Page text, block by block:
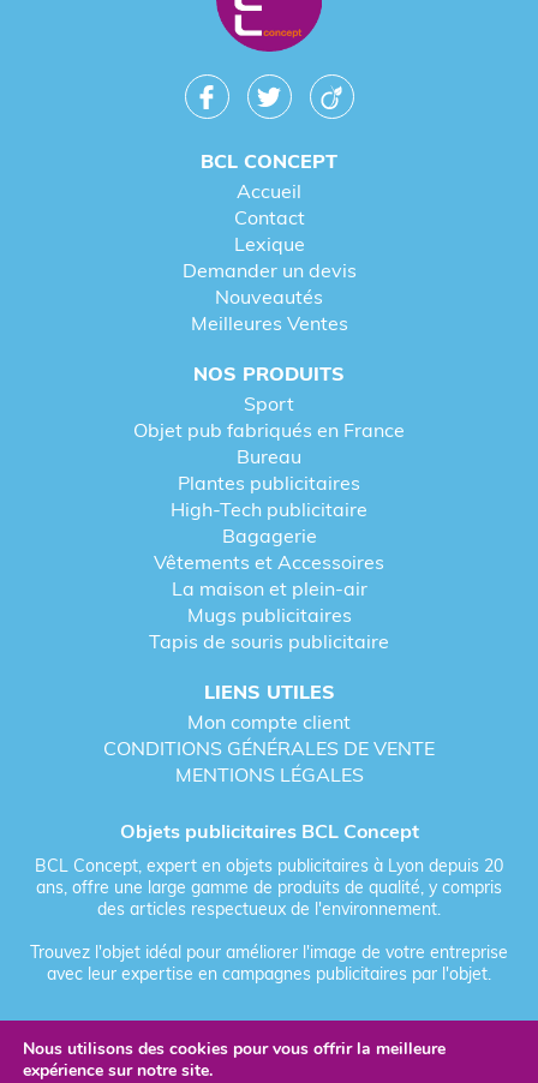
BCL CONCEPT
Accueil
Contact
Lexique
Demander un devis
Nouveautés
Meilleures Ventes
NOS PRODUITS
Sport
Objet pub fabriqués en France
Bureau
Plantes publicitaires
High-Tech publicitaire
Bagagerie
Vêtements et Accessoires
La maison et plein-air
Mugs publicitaires
Tapis de souris publicitaire
LIENS UTILES
Mon compte client
CONDITIONS GÉNÉRALES DE VENTE
MENTIONS LÉGALES
Objets publicitaires BCL Concept
BCL Concept, expert en objets publicitaires à Lyon depuis 20
ans, offre une large gamme de produits de qualité, y compris
des articles respectueux de l'environnement.
Trouvez l'objet idéal pour améliorer l'image de votre entreprise
avec leur expertise en campagnes publicitaires par l'objet.
Fièrement forgé par Les Vikings
Nous utilisons des cookies pour vous offrir la meilleure
expérience sur notre site.